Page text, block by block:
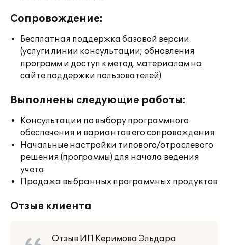
Сопровождение:
Бесплатная поддержка базовой версии
(услуги линии консультации; обновления
программ и доступ к метод. материалам на
сайте поддержки пользователей)
Выполнены следующие работы:
Консультации по выбору программного
обеспечения и вариантов его сопровождения
Начальные настройки типового/отраслевого
решения (программы) для начала ведения
учета
Продажа выбранных программных продуктов
Отзыв клиента
Отзыв ИП Керимова Эльдара